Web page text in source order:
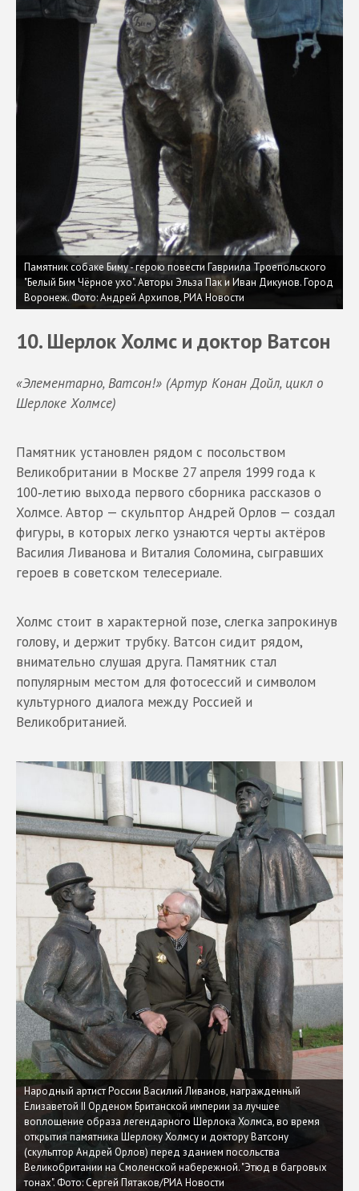
Памятник собаке Биму - герою повести Гавриила Троепольского
"Белый Бим Чёрное ухо". Авторы Эльза Пак и Иван Дикунов. Город
Воронеж. Фото: Андрей Архипов, РИА Новости
10. Шерлок Холмс и доктор Ватсон
«Элементарно, Ватсон!» (Артур Конан Дойл, цикл о
Шерлоке Холмсе)
Памятник установлен рядом с посольством
Великобритании в Москве 27 апреля 1999 года к
100‑летию выхода первого сборника рассказов о
Холмсе. Автор — скульптор Андрей Орлов — создал
фигуры, в которых легко узнаются черты актёров
Василия Ливанова и Виталия Соломина, сыгравших
героев в советском телесериале.
Холмс стоит в характерной позе, слегка запрокинув
голову, и держит трубку. Ватсон сидит рядом,
внимательно слушая друга. Памятник стал
популярным местом для фотосессий и символом
культурного диалога между Россией и
Великобританией.
Народный артист России Василий Ливанов, награжденный
Елизаветой II Орденом Британской империи за лучшее
воплощение образа легендарного Шерлока Холмса, во время
открытия памятника Шерлоку Холмсу и доктору Ватсону
(скульптор Андрей Орлов) перед зданием посольства
Великобритании на Смоленской набережной. "Этюд в багровых
тонах". Фото: Сергей Пятаков/РИА Новости